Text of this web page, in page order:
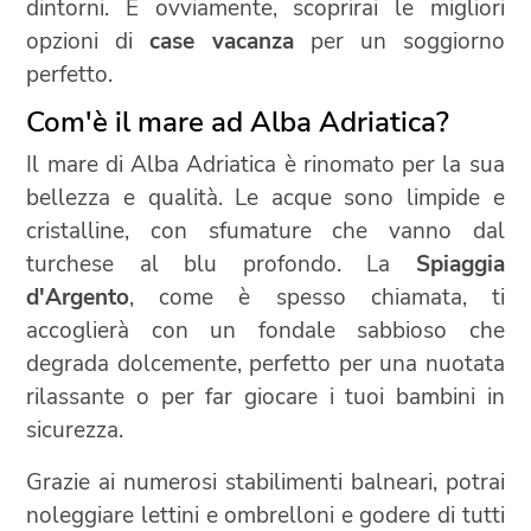
dintorni. E ovviamente, scoprirai le migliori
opzioni dicase vacanzaper un soggiorno
perfetto.
Com'è il mare ad Alba Adriatica?
Il mare di Alba Adriatica è rinomato per la sua
bellezza e qualità. Le acque sono limpide e
cristalline, con sfumature che vanno dal
turchese al blu profondo. La Spiaggia
d'Argento, come è spesso chiamata, ti
accoglierà con un fondale sabbioso che
degrada dolcemente, perfetto per una nuotata
rilassante o per far giocare i tuoi bambini in
sicurezza.
Grazie ai numerosi stabilimenti balneari, potrai
noleggiare lettini e ombrelloni e godere di tutti